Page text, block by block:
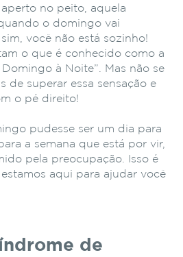
no peito, aquela
o domingo vai
você não está sozinho!
o que é conhecido como a
à Noite”. Mas não se
de superar essa sensação e
o pé direito!
pudesse ser um dia para
a semana que está por vir,
pela preocupação. Isso é
aqui para ajudar você
de